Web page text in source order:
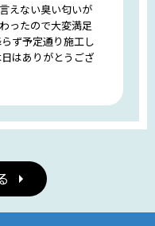
えない臭い匂いが
ったので大変満足
ず予定通り施工し
はありがとうござ